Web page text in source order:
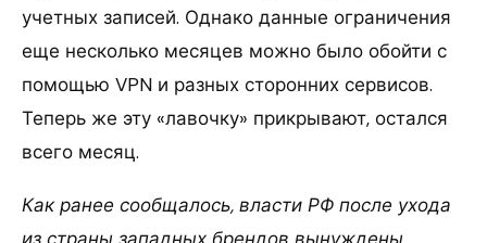
учетных записей. Однако данные ограничения
еще несколько месяцев можно было обойти с
помощью VPN и разных сторонних сервисов.
Теперь же эту «лавочку» прикрывают, остался
всего месяц.
Как ранее сообщалось, власти РФ после ухода